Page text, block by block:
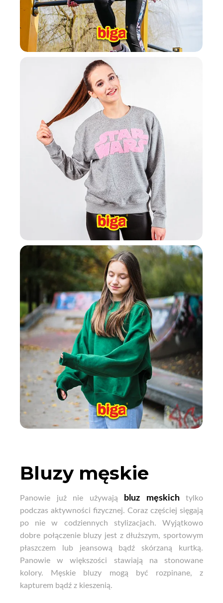
Bluzy męskie
Panowie już nie używają bluz męskichtylko
podczas aktywności fizycznej. Coraz częściej sięgają
po nie w codziennych stylizacjach. Wyjątkowo
dobre połączenie bluzy jest z dłuższym, sportowym
płaszczem lub jeansową bądź skórzaną kurtką.
Panowie w większości stawiają na stonowane
kolory. Męskie bluzy mogą być rozpinane, z
kapturem bądź z kieszenią.